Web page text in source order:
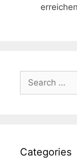
Search
for:
Categories